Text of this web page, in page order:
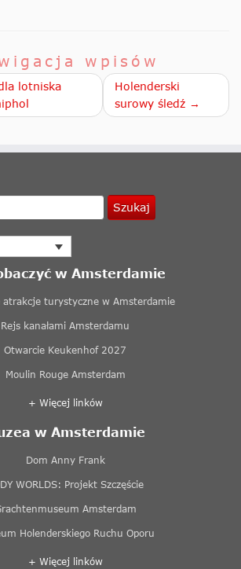
wpisów
lotniska
Holenderski
surowy śledź →
Szukaj
w Amsterdamie
atrakcje turystyczne w Amsterdamie
Rejs kanałami Amsterdamu
Otwarcie Keukenhof 2027
Moulin Rouge Amsterdam
+ Więcej linków
w Amsterdamie
Dom Anny Frank
WORLDS: Projekt Szczęście
Amsterdam
Holenderskiego Ruchu Oporu
+ Więcej linków